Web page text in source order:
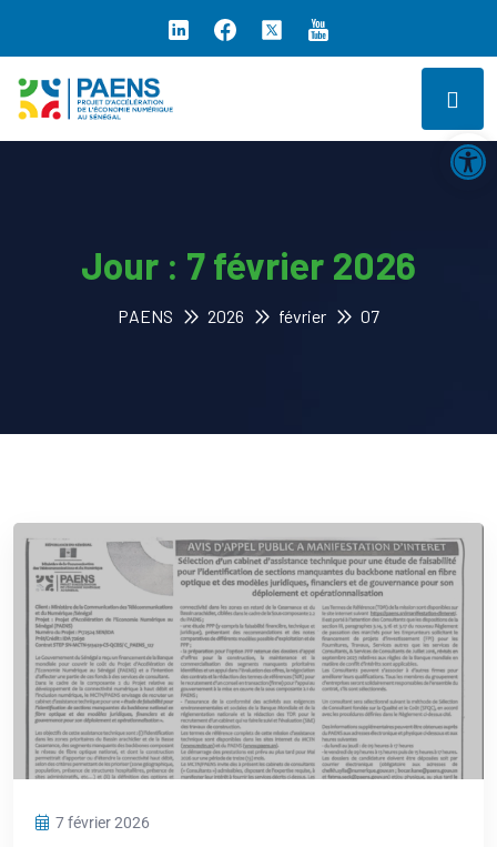
Jour : 7 février 2026
PAENS 2026 février 07
7 février 2026